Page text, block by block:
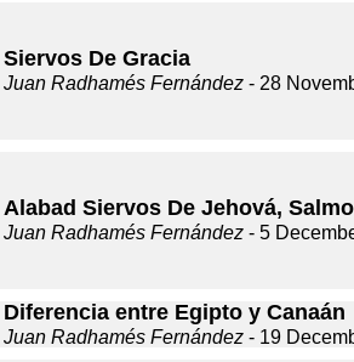
Siervos De Gracia
Juan Radhamés Fernández - 28
Alabad Siervos De Jehová,
Juan Radhamés Fernández - 5
Diferencia entre Egipto y Canaán
Juan Radhamés Fernández - 19